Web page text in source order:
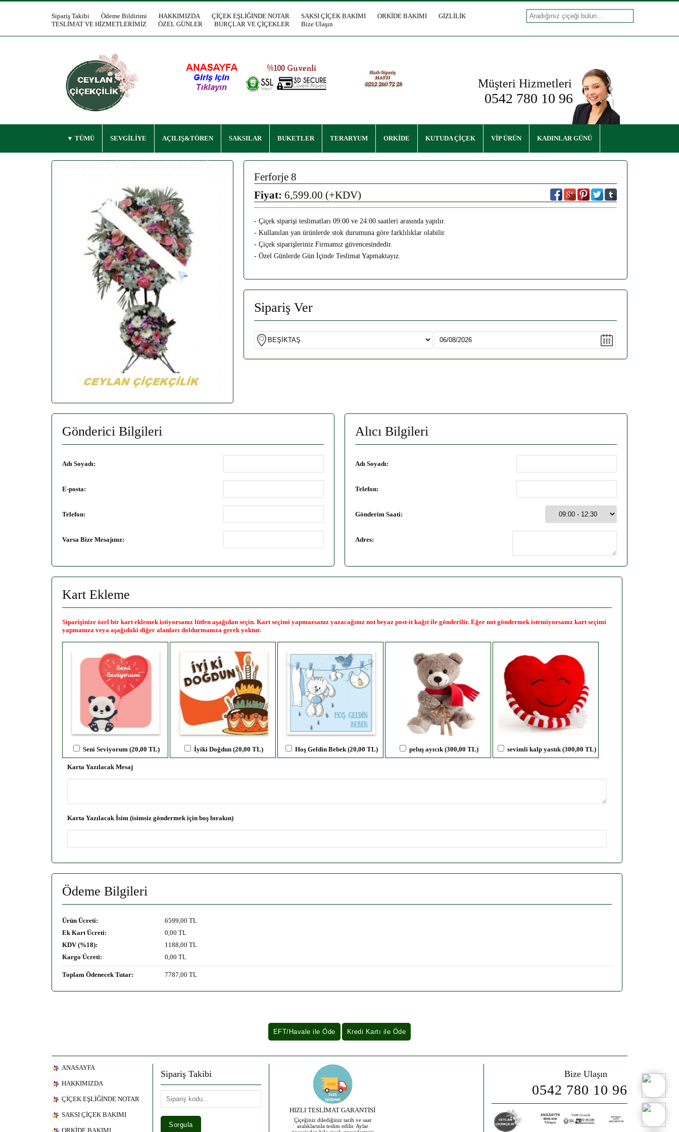
Sipariş Takibi Ödeme Bildirimi HAKKIMIZDA ÇİÇEK EŞLİĞİNDE NOTAR SAKSI ÇİÇEK BAKIMI ORKİDE BAKIMI
GİZLİLİK
TESLİMAT VE HİZMETLERİMİZ
ÖZEL GÜNLER BURÇLAR VE ÇİÇEKLER Bize Ulaşın
Müşteri Hizmetleri
0542 780 10 96
TÜMÜ SEVGİLİYE AÇILIŞ&TÖREN SAKSILAR BUKETLER TERARYUM ORKİDE KUTUDA ÇİÇEK VİP ÜRÜN KADINLAR GÜNÜ
Ferforje 8
Fiyat: 6,599.00 (+KDV)
- Çiçek siparişi teslimatları 09:00 ve 24:00 saatleri arasında yapılır.
- Kullanılan yan ürünlerde stok durumuna göre farklılıklar olabilir.
- Çiçek siparişleriniz Firmamız güvencesindedir.
- Özel Günlerde Gün İçinde Teslimat Yapmaktayız.
Sipariş Ver
Gönderici Bilgileri
Adı Soyadı:
E-posta:
Telefon:
Varsa Bize Mesajınız:
Alıcı Bilgileri
Adı Soyadı:
Telefon:
Gönderim Saati:
Adres:
Kart Ekleme
Siparişinize özel bir kart eklemek istiyorsanız lütfen aşağıdan seçin. Kart seçimi yapmazsanız yazacağınız not beyaz post-it kağıt ile gönderilir. Eğer not göndermek istemiyorsanız kart seçimi
yapmanıza veya aşağıdaki diğer alanları doldurmanıza gerek yoktur.
Seni Seviyorum (20,00 TL) İyiki Doğdun (20,00 TL) Hoş Geldin Bebek (20,00 TL) peluş ayıcık (300,00 TL) sevimli kalp yastık (300,00 TL)
Karta Yazılacak Mesaj
Karta Yazılacak İsim (isimsiz göndermek için boş bırakın)
Ödeme Bilgileri
Ürün Ücreti: 6599,00 TL
Ek Kart Ücreti:
0,00 TL
KDV (%18):
1188,00 TL
Kargo Ücreti:
0,00 TL
Toplam Ödenecek Tutar: 7787,00 TL
ANASAYFA
HAKKIMIZDA
ÇİÇEK EŞLİĞİNDE NOTAR
SAKSI ÇİÇEK BAKIMI
ORKİDE BAKIMI
Sipariş Takibi
HIZLI TESLİMAT GARANTİSİ
Çiçeğiniz dilediğiniz tarih ve saat
aralıklarınla teslim edilir. Aylar
Bize Ulaşın
0542 780 10 96